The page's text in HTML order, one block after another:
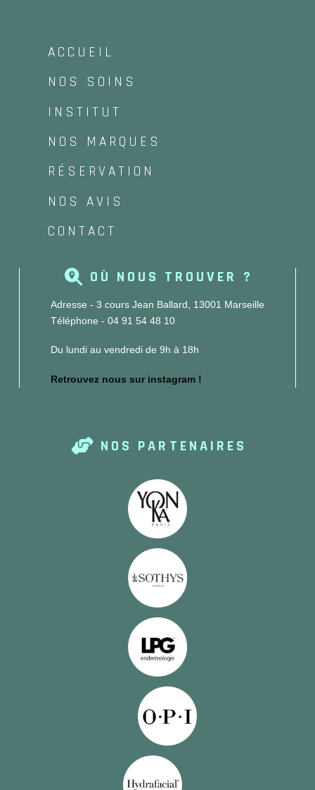
ACCUEIL
NOS SOINS
INSTITUT
NOS MARQUES
RÉSERVATION
NOS AVIS
CONTACT
OÙ NOUS TROUVER ?
Adresse - 3 cours Jean Ballard, 13001 Marseille
Téléphone - 04 91 54 48 10
Du lundi au vendredi de 9h à 18h
Retrouvez nous sur instagram !
NOS PARTENAIRES